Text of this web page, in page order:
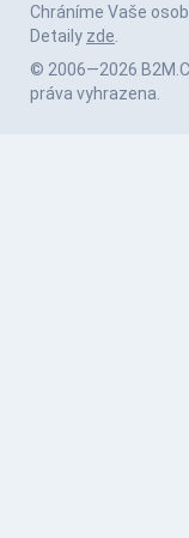
Chráníme Vaše
Detaily zde
© 2006—2026
práva vyhrazena.